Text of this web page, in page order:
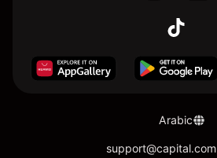
Arabic
support@capital.com